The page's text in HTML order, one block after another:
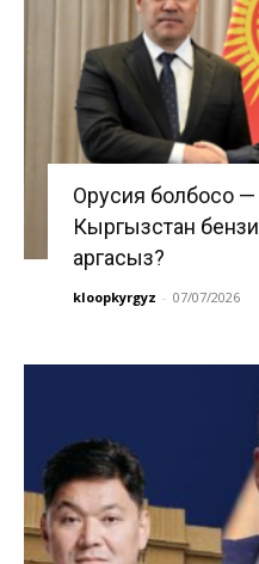
Орусия болбосо
Кыргызстан
аргасыз?
kloopkyrgyz - 07/07/2026